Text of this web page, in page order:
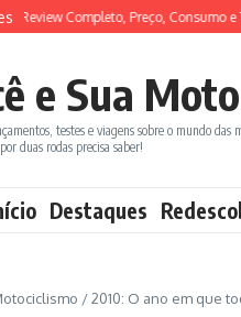
Completo, Preço, Consumo e Teste
e Sua Moto
testes e viagens sobre o mundo das
duas rodas precisa saber!
Destaques
/2010: O ano em que